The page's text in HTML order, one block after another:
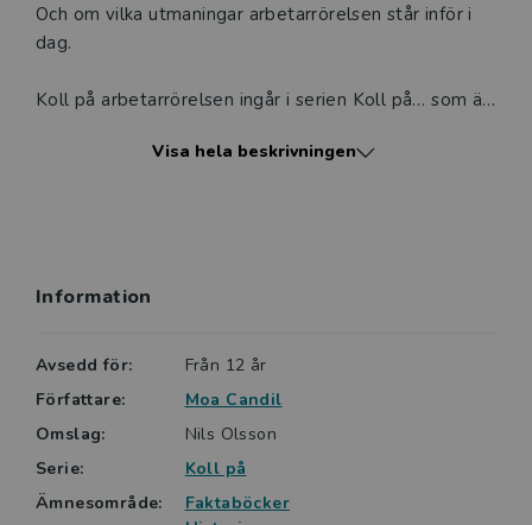
Och om vilka utmaningar arbetarrörelsen står inför i
dag.
Koll på arbetarrörelsen ingår i serien Koll på… som är
Böckerna har många bilder och svåra ord förklaras i
alltid ett lättare språk och ett innehåll anpassat för
i sex nivåer. Serien Koll på ligger på nivå 4 av 6.
Visa hela beskrivningen
Information
Avsedd för:
Från 12 år
Författare:
Moa Candil
Omslag:
Nils Olsson
Serie:
Koll på
Ämnesområde:
Faktaböcker